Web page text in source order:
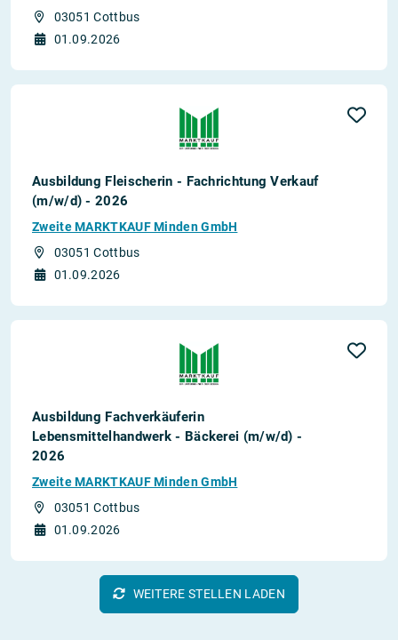
03051 Cottbus
01.09.2026
Ausbildung Fleischerin - Fachrichtung Verkauf
(m/w/d) - 2026
Zweite MARKTKAUF Minden GmbH
03051 Cottbus
01.09.2026
Ausbildung Fachverkäuferin
Lebensmittelhandwerk - Bäckerei (m/w/d) -
2026
Zweite MARKTKAUF Minden GmbH
03051 Cottbus
01.09.2026
WEITERE STELLEN LADEN